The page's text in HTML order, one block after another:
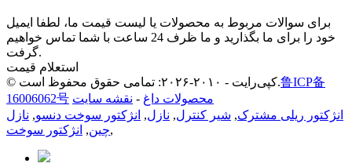
برای سوالات مربوط به محصولات یا لیست قیمت ما، لطفا ایمیل
خود را برای ما بگذارید و ما ظرف 24 ساعت با شما تماس خواهیم
گرفت.
استعلام قیمت
© کپی‌رایت - ۲۰۱۰-۲۰۲۶: تمامی حقوق محفوظ است.鲁ICP备
16006062号
محصولات داغ - نقشه سایت
انژکتور ریلی مشترک, شیر کنترل, نازل, انژکتور سوخت دنسو, نازل
چین, انژکتور سوخت ,